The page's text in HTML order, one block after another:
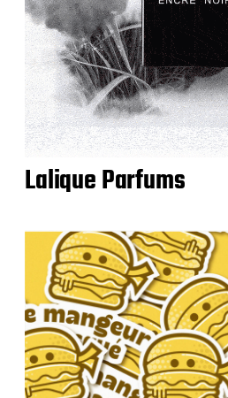
Lalique Parfums